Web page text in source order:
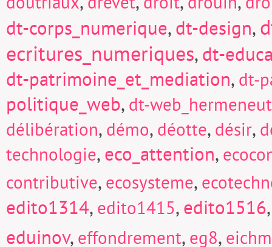
dt-corps_numerique,dt-design,
ecritures_numeriques,dt-
dt-patrimoine_et_mediation, dt-
politique_web, dt-
délibération, démo, déotte, désir,
technologie,eco_attention,
contributive, ecosysteme,
edito1314, edito1415,edito1516
eduinov, effondrement, eg8,